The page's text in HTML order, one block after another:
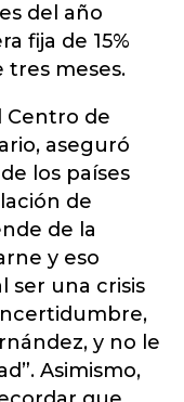
del año
fija de 15%
tres meses.
Centro de
aseguró
los países
de
de la
y eso
ser una crisis
y no le
Asimismo,